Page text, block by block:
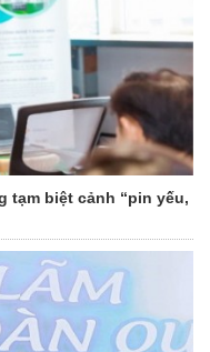
tạm biệt cảnh “pin yếu,